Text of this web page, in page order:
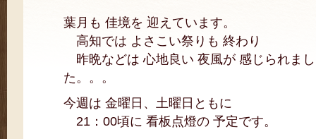
葉月も 佳境を 迎えています。
高知では よさこい祭りも 終わり
昨晩などは 心地良い 夜風が 感じられまし
た。。。
今週は 金曜日、土曜日ともに
21：00頃に 看板点燈の 予定です。